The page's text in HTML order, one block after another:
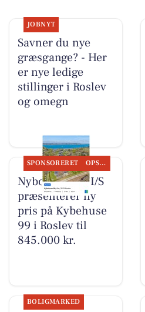
JOBNYT
Savner du nye
græsgange? - Her
er nye ledige
stillinger i Roslev
og omegn
SPONSORERET OPSLAGSTAVLEN
Nybolig Skive I/S
præsenterer ny
pris på Kybehuse
99 i Roslev til
845.000 kr.
BOLIGMARKED